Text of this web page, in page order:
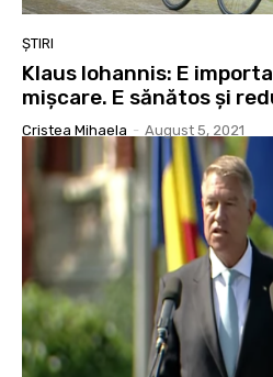
ȘTIRI
Klaus Iohannis: E
mişcare. E sănătos şi
Cristea Mihaela - August 5, 2021